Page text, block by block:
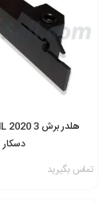
این کیوکات ها روی
برای خرید هلدر برش
اطلاعات هر هلدر
کنید.
دسکار
تماس بگیرید